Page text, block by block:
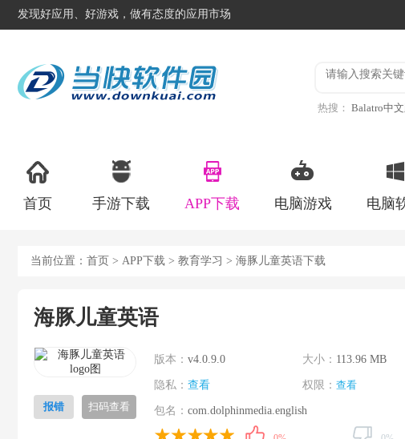
发现好应用、好游戏，做有态度的应用市场
热搜： Balatro中
首页 手游下载 APP下载 电脑游戏 电脑
当前位置： 首页 > APP下载 > 教育学习 > 海豚儿童英语下载
海豚儿童英语
报错 扫码查看
版本： v4.0.9.0 大小： 113.96 MB
隐私： 查看 权限： 查看
包名： com.dolphinmedia.english